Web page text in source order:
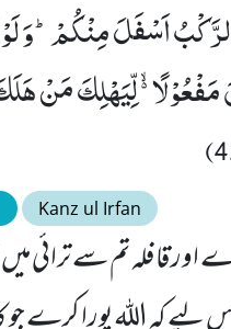
الرَّكْبُ اَسْفَلَ مِنْكُمْؕ-وَ
مَفْعُوْلًا ﳔ لِّیَهْلِكَ مَنْ
Kanz ul Irfan
فلہ تم سے ترائی میں